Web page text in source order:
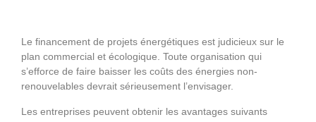
Le financement de projets énergétiques est judicieux sur le
plan commercial et écologique. Toute organisation qui
s’efforce de faire baisser les coûts des énergies non-
renouvelables devrait sérieusement l’envisager.
Les entreprises peuvent obtenir les avantages suivants